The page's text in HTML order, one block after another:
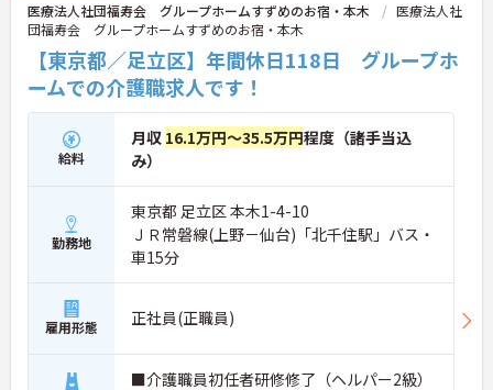
医療法人社団福寿会 グループホームすずめのお宿・本木
医療法人社
団福寿会 グループホームすずめのお宿・本木
【東京都／足立区】年間休日118日 グループホ
ームでの介護職求人です！
給料
月収 16.1万円～35.5万円程度（諸手当込
み）
勤務地
東京都 足立区 本木1-4-10
ＪＲ常磐線(上野－仙台)「北千住駅」バス・
車15分
雇用形態 正社員(正職員)
■介護職員初任者研修修了（ヘルパー2級）